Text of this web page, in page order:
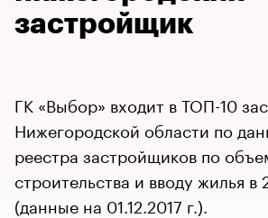
застройщик
ГК «Выбор» входит в ТОП-10
Нижегородской области по
реестра застройщиков по
строительства и вводу жилья в
(данные на 01.12.2017 г.).